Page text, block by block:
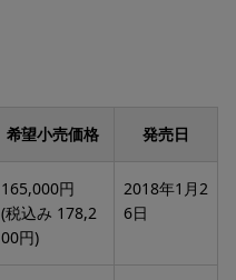
希望小売価格 発売日
165,000円
(税込み 178,2
00円)
2018年1月2
6日